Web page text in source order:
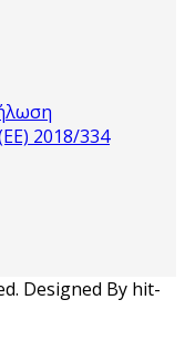
2018/334
Designed By hit-